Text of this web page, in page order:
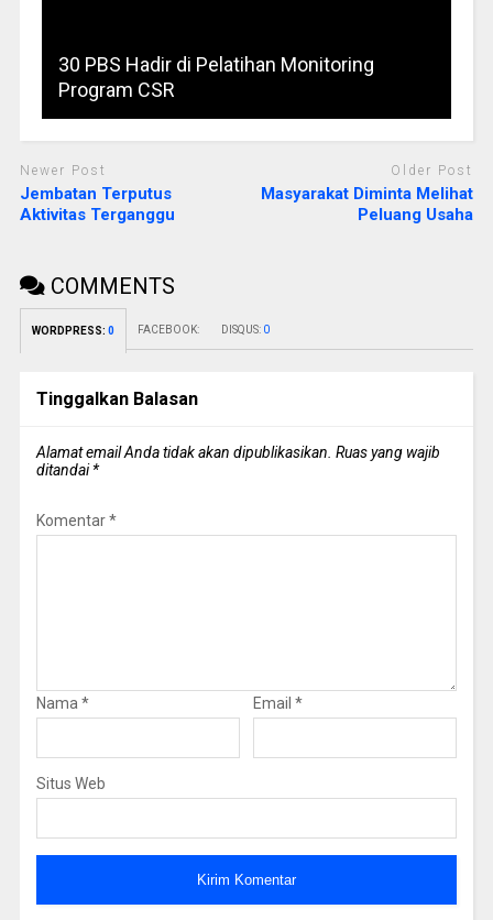
30 PBS Hadir di Pelatihan Monitoring
Program CSR
Newer Post
Jembatan Terputus
Aktivitas Terganggu
Older Post
Masyarakat Diminta Melihat
Peluang Usaha
COMMENTS
WORDPRESS: 0 FACEBOOK: DISQUS: 0
Tinggalkan Balasan
Alamat email Anda tidak akan dipublikasikan. Ruas yang wajib
ditandai*
Komentar*
Nama * Email *
Situs Web